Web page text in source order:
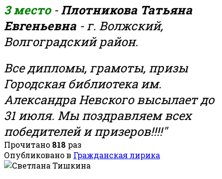
3 место-Плотникова Татьяна
Евгеньевна - г. Волжский,
Волгоградский район.
Все дипломы, грамоты, призы
Городская библиотека им.
Александра Невского высылает до
31 июля. Мы поздравляем всех
победителей и призеров!!!!"
Прочитано 818 раз
Опубликовано в Гражданская лирика